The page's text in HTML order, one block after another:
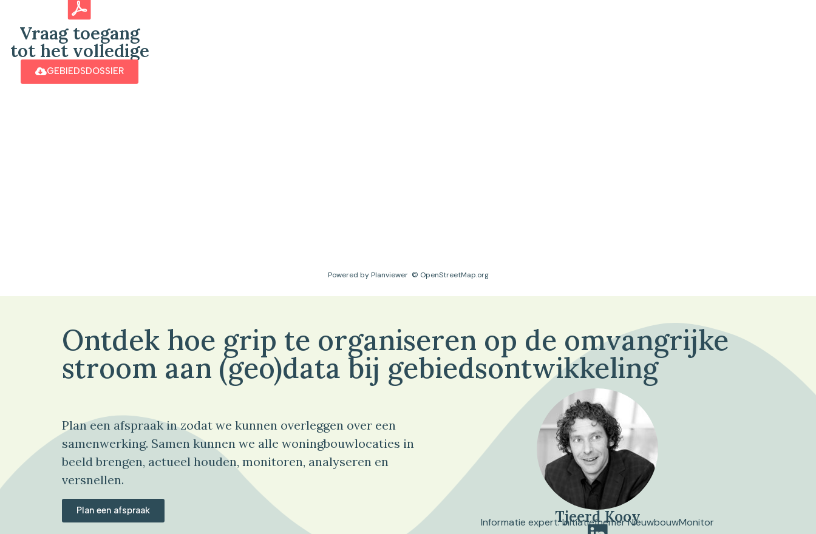
Vraag toegang
tot het volledige
GEBIEDSDOSSIER
Powered by Planviewer© OpenStreetMap.org
Ontdek hoe grip te organiseren op de omvangrijke
stroom aan (geo)data bij gebiedsontwikkeling
Plan een afspraak in zodat we kunnen overleggen over een
samenwerking. Samen kunnen we alle woningbouwlocaties in
beeld brengen, actueel houden, monitoren, analyseren en
versnellen.
Plan een afspraak Tjeerd Kooy
Informatie expert. Initiatiefnemer NieuwbouwMonitor